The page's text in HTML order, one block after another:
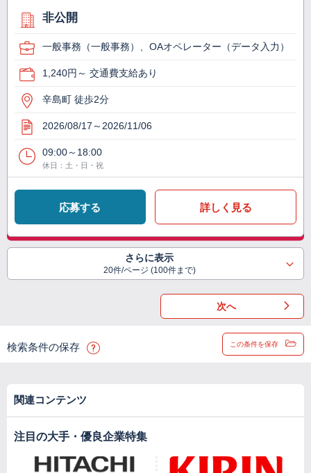
非公開
一般事務（一般事務）、OAオペレーター（データ入力）
1,240円～ 交通費支給あり
辛島町 徒歩2分
2026/08/17～2026/11/06
09:00～18:00
休日：土・日・祝
応募する 詳しく見る
さらに表示
20件/ページ (100件まで)
次へ
検索条件の保存 この条件を保存
関連コンテンツ
注目の大手・優良企業特集